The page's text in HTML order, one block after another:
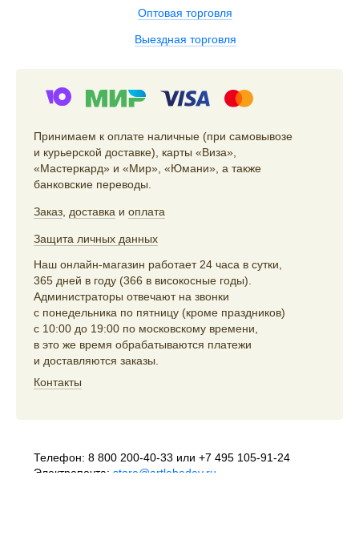
Оптовая торговля
Выездная торговля
Принимаем к оплате наличные (при самовывозе
и курьерской доставке), карты «Виза»,
«Мастеркард» и «Мир», «Юмани», а также
банковские переводы.
Заказ доставка и оплата
Защита личных данных
Наш онлайн-магазин работает 24 часа в сутки,
365 дней в году (366 в високосные годы).
Администраторы отвечают на звонки
с понедельника по пятницу (кроме праздников)
с 10:00 до 19:00 по московскому времени,
в это же время обрабатываются платежи
и доставляются заказы.
Контакты
Телефон: 8 800 200-40-33 или +7 495 105-91-24
Электропочта: store@artlebedev.ru